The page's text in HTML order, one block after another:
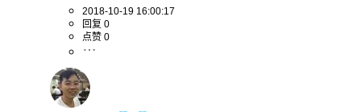
2018-10-19 16:00:17
回复 0
点赞 0